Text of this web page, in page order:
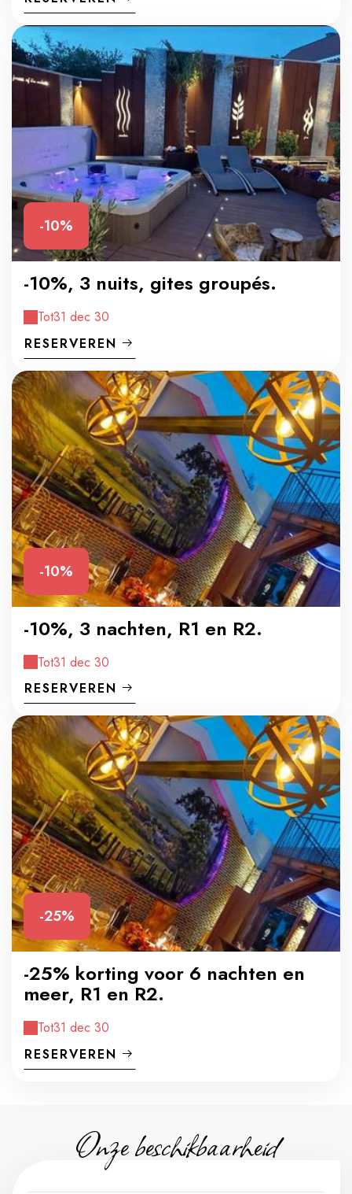
-10%
-10%, 3 nuits, gites groupés.
Tot31 dec 30
RESERVEREN
-10%
-10%, 3 nachten, R1 en R2.
Tot31 dec 30
RESERVEREN
-25%
-25% korting voor 6 nachten en
meer, R1 en R2.
Tot31 dec 30
RESERVEREN
Onze beschikbaarheid